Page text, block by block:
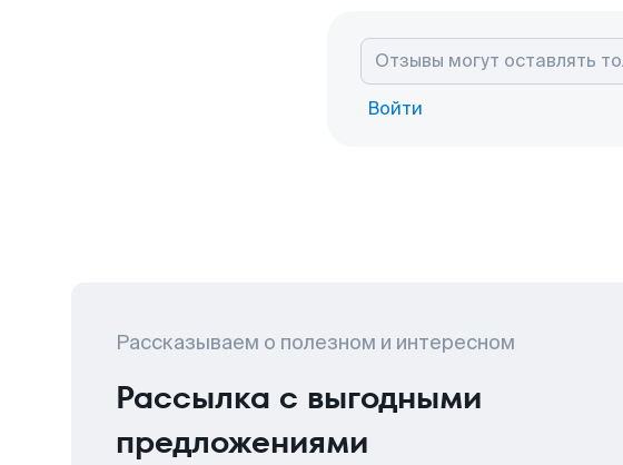
Войти
Рассказываем о полезном и интересном
Рассылка с выгодными
предложениями